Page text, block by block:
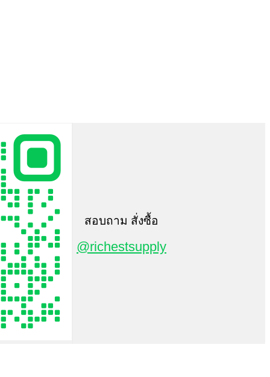
สอบถาม สั่งซื้อ
@richestsupply